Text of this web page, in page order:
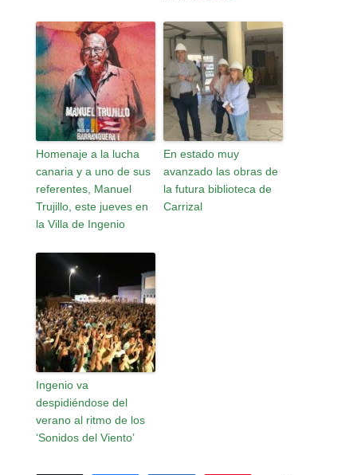
Homenaje a la lucha
canaria y a uno de sus
referentes, Manuel
Trujillo, este jueves en
la Villa de Ingenio
En estado muy
avanzado las obras de
la futura biblioteca de
Carrizal
Ingenio va
despidiéndose del
verano al ritmo de los
‘Sonidos del Viento’